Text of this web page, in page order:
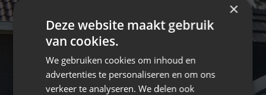
×
Deze website maakt gebruik
van cookies.
We gebruiken cookies om inhoud en
advertenties te personaliseren en om ons
verkeer te analyseren. We delen ook